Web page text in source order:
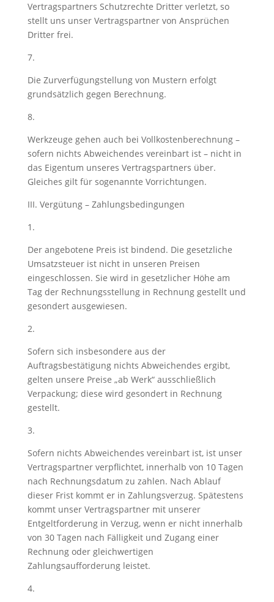
Vertragspartners Schutzrechte Dritter verletzt, so
stellt uns unser Vertragspartner von Ansprüchen
Dritter frei.
7.
Die Zurverfügungstellung von Mustern erfolgt
grundsätzlich gegen Berechnung.
8.
Werkzeuge gehen auch bei Vollkostenberechnung –
sofern nichts Abweichendes vereinbart ist – nicht in
das Eigentum unseres Vertragspartners über.
Gleiches gilt für sogenannte Vorrichtungen.
III. Vergütung – Zahlungsbedingungen
1.
Der angebotene Preis ist bindend. Die gesetzliche
Umsatzsteuer ist nicht in unseren Preisen
eingeschlossen. Sie wird in gesetzlicher Höhe am
Tag der Rechnungsstellung in Rechnung gestellt und
gesondert ausgewiesen.
2.
Sofern sich insbesondere aus der
Auftragsbestätigung nichts Abweichendes ergibt,
gelten unsere Preise „ab Werk“ ausschließlich
Verpackung; diese wird gesondert in Rechnung
gestellt.
3.
Sofern nichts Abweichendes vereinbart ist, ist unser
Vertragspartner verpflichtet, innerhalb von 10 Tagen
nach Rechnungsdatum zu zahlen. Nach Ablauf
dieser Frist kommt er in Zahlungsverzug. Spätestens
kommt unser Vertragspartner mit unserer
Entgeltforderung in Verzug, wenn er nicht innerhalb
von 30 Tagen nach Fälligkeit und Zugang einer
Rechnung oder gleichwertigen
Zahlungsaufforderung leistet.
4.